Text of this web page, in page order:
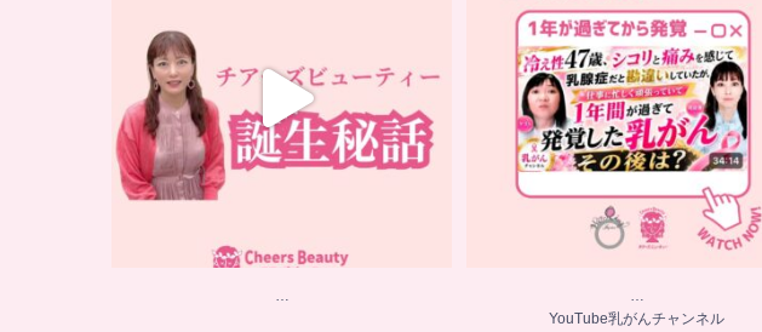
…
シコリと痛みを感じて...
10 0
…
YouTube乳がんチャンネル